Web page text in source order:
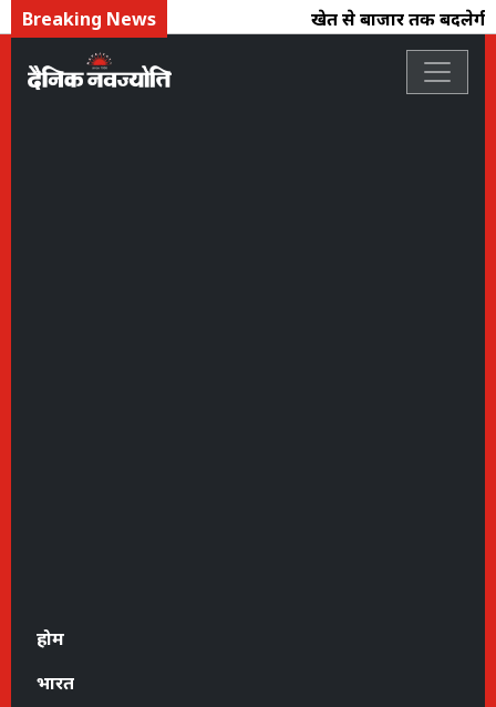
Breaking News खेत से बाजार तक बदलेगी
होम
भारत